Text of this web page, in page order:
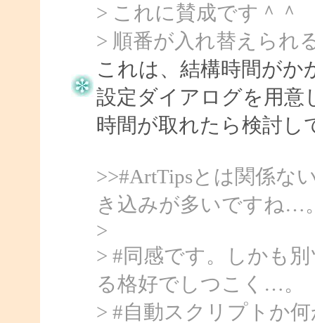
> これに賛成です＾＾
> 順番が入れ替えられ
これは、結構時間がか
設定ダイアログを用意
時間が取れたら検討し
>>#ArtTipsとは関係な
き込みが多いですね…
>
> #同感です。しかも
る格好でしつこく…。
> #自動スクリプトか